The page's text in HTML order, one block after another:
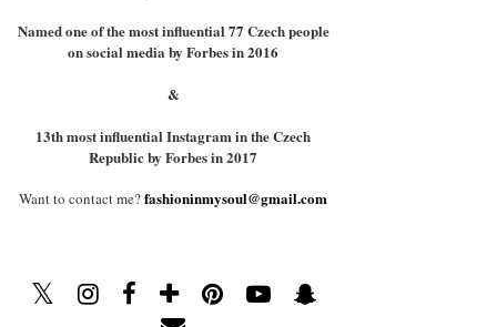
Named one of the most influential 77 Czech people
on social media by Forbes in 2016
&
13th most influential Instagram in the Czech
Republic by Forbes in 2017
Want to contact me?fashioninmysoul@gmail.com